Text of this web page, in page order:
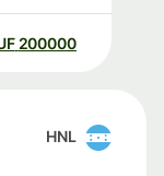
200000
HUF
HNL